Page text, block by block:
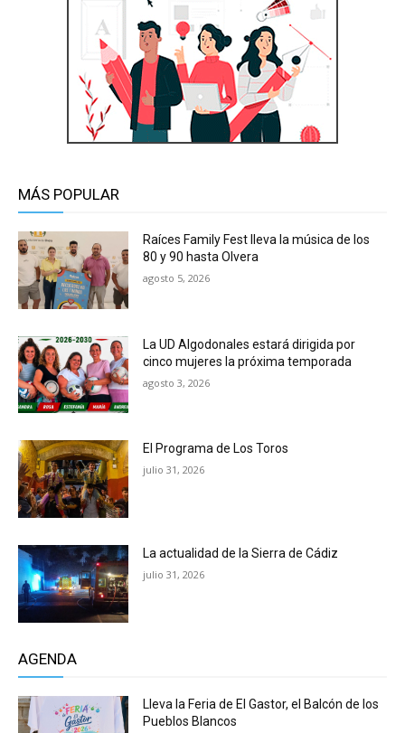
MÁS POPULAR
Raíces Family Fest lleva la música de los
80 y 90 hasta Olvera
agosto 5, 2026
La UD Algodonales estará dirigida por
cinco mujeres la próxima temporada
agosto 3, 2026
El Programa de Los Toros
julio 31, 2026
La actualidad de la Sierra de Cádiz
julio 31, 2026
AGENDA
Lleva la Feria de El Gastor, el Balcón de los
Pueblos Blancos